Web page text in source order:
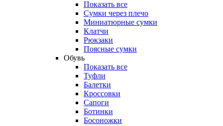
Показать все
Сумки через плечо
Миниатюрные cумки
Клатчи
Рюкзаки
Поясные сумки
Обувь
Показать все
Туфли
Балетки
Кроссовки
Сапоги
Ботинки
Босоножки